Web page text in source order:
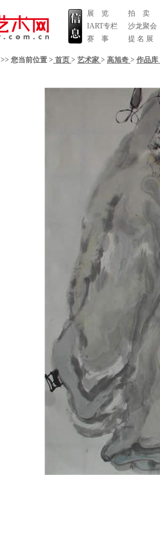
展 览
IART专栏
赛 事
拍 卖
沙龙聚会
提 名 展
>> 您当前位置 > 首页 > 艺术家 > 高旭奇 > 作品库